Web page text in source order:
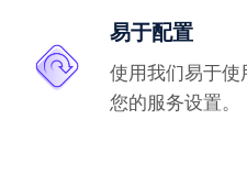
易于配置
使用我们易于使
您的服务设置。